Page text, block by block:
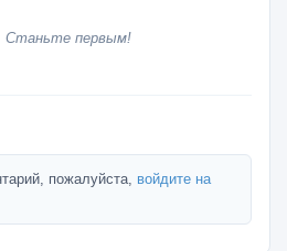
Станьте первым!
пожалуйста, войдите на